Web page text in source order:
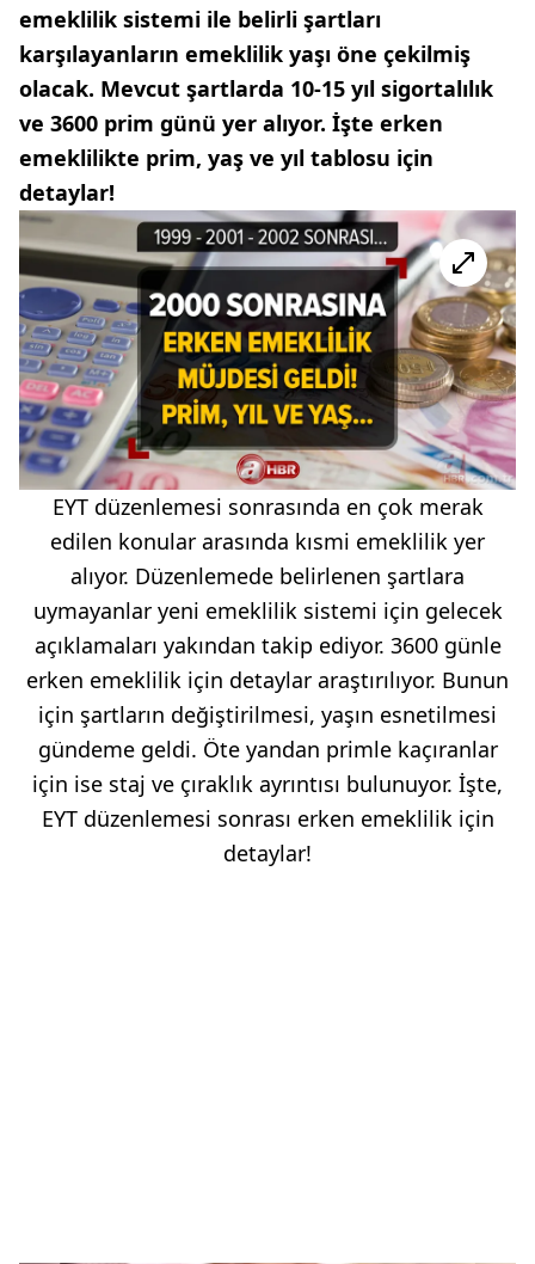
emeklilik sistemi ile belirli şartları
karşılayanların emeklilik yaşı öne çekilmiş
olacak. Mevcut şartlarda 10-15 yıl sigortalılık
ve 3600 prim günü yer alıyor. İşte erken
emeklilikte prim, yaş ve yıl tablosu için
detaylar!
EYT düzenlemesi sonrasında en çok merak
edilen konular arasında kısmi emeklilik yer
alıyor. Düzenlemede belirlenen şartlara
uymayanlar yeni emeklilik sistemi için gelecek
açıklamaları yakından takip ediyor. 3600 günle
erken emeklilik için detaylar araştırılıyor. Bunun
için şartların değiştirilmesi, yaşın esnetilmesi
gündeme geldi. Öte yandan primle kaçıranlar
için ise staj ve çıraklık ayrıntısı bulunuyor. İşte,
EYT düzenlemesi sonrası erken emeklilik için
detaylar!